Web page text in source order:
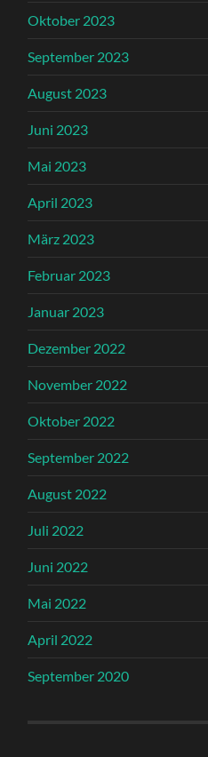
Oktober 2023
September 2023
August 2023
Juni 2023
Mai 2023
April 2023
März 2023
Februar 2023
Januar 2023
Dezember 2022
November 2022
Oktober 2022
September 2022
August 2022
Juli 2022
Juni 2022
Mai 2022
April 2022
September 2020